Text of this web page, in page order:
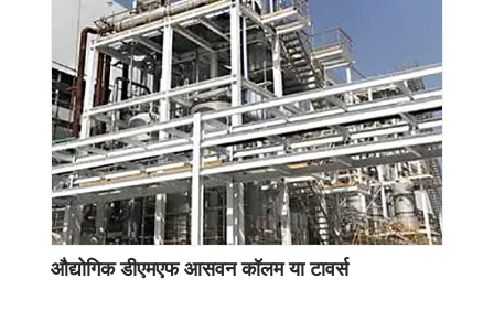
औद्योगिक डीएमएफ आसवन कॉलम या टावर्स